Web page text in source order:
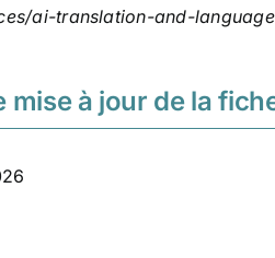
ai-translation-and-
mise à jour de la